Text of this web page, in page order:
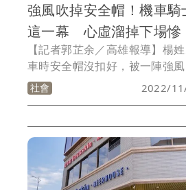
強風吹掉安全帽！機車騎
這一幕 心虛溜掉下場慘
【記者郭芷余／高雄報導】楊
車時安全帽沒扣好，被一陣強
後方一輛汽車壓在底盤下，他
趕緊騎走，再去買一頂安全帽，
月。楊男不滿提起行政訴訟，
為楊男明知安全帽卡在汽車底
擅自離開現場，高市府交通局
合理，判決駁回楊男請求。
社會 2022/